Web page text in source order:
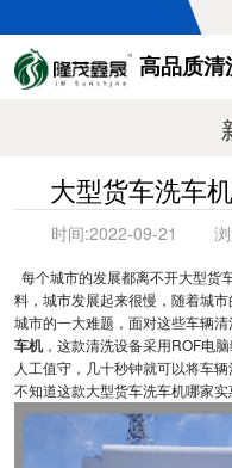
高品质
大型货车洗车
时间:2022-09-21
每个城市的发展都离不开大型货
料，城市发展起来很慢，随着城
城市的一大难题，面对这些车辆
车机，这款清洗设备采用ROF电
人工值守，几十秒钟就可以将车
不知道这款大型货车洗车机哪家实